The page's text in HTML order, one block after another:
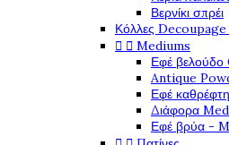
Βερνίκι σπρέι
Κόλλες Decoupage |
  Mediums
Εφέ βελούδο
Antique
Εφέ
Διάφορα
Εφέ βρύα -